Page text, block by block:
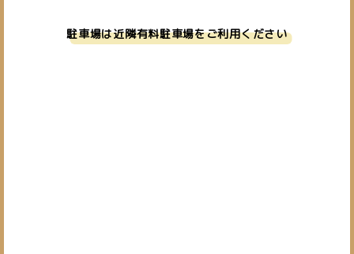
駐車場は近隣有料駐車場をご利用ください